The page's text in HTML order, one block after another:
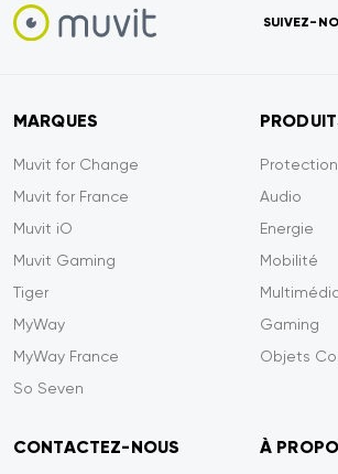
SUIVEZ-
MARQUES
Muvit for Change
Muvit for France
Muvit iO
Muvit Gaming
Tiger
MyWay
MyWay France
So Seven
Protection
Audio
Energie
Mobilité
Gaming
Objets
CONTACTEZ-NOUS À